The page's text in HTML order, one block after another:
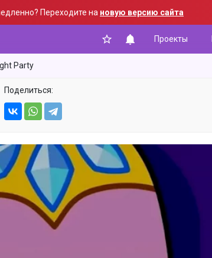
Переходите на новую версию сайта
Проекты
Party
Поделиться: